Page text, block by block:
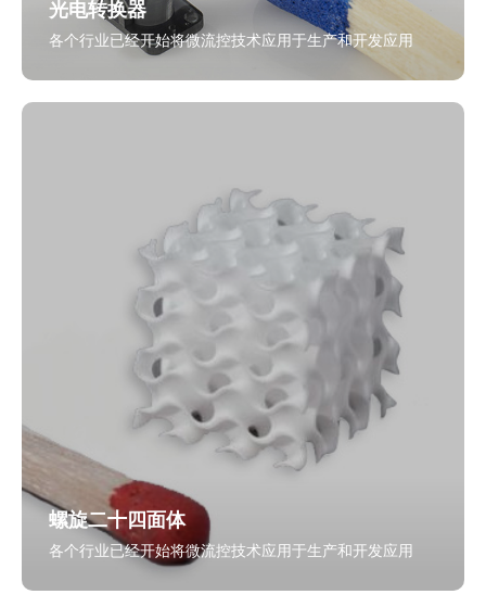
光电转换器
各个行业已经开始将微流控技术应用于生产和开发应用
螺旋二十四面体
各个行业已经开始将微流控技术应用于生产和开发应用